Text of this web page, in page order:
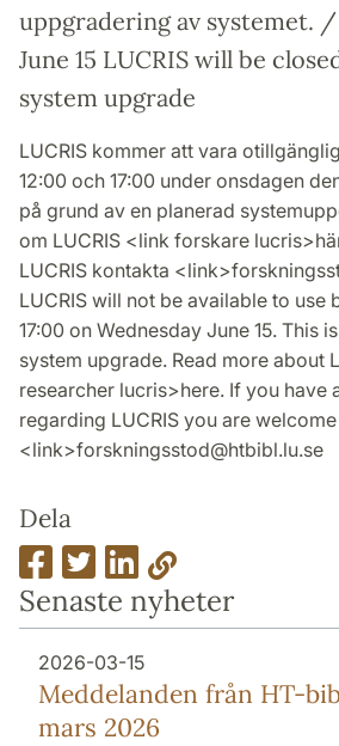
uppgradering av systemet. /
June 15 LUCRIS will be
system upgrade
LUCRIS kommer att vara
12:00 och 17:00 under onsdagen
på grund av en planerad
om LUCRIS <link forskare
LUCRIS kontakta
LUCRIS will not be available to use
17:00 on Wednesday June 15. This
system upgrade. Read more about
researcher lucris>here. If you have
regarding LUCRIS you are
<link>forskningsstod@htbibl.lu.se
Dela
Senaste nyheter
2026-03-15
Meddelanden från HT-
mars 2026